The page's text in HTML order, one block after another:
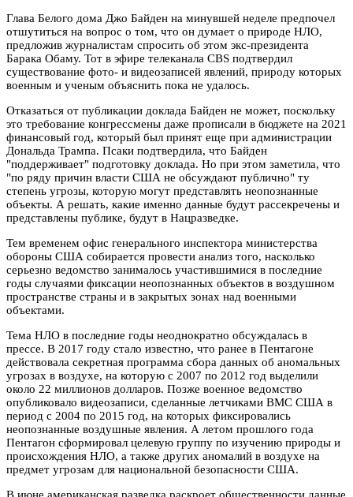
Глава Белого дома Джо Байден на минувшей неделе предпочел
отшутиться на вопрос о том, что он думает о природе НЛО,
предложив журналистам спросить об этом экс-президента
Барака Обаму. Тот в эфире телеканала CBS подтвердил
существование фото- и видеозаписей явлений, природу которых
военным и ученым объяснить пока не удалось.
Отказаться от публикации доклада Байден не может, поскольку
это требование конгрессмены даже прописали в бюджете на 2021
финансовый год, который был принят еще при администрации
Дональда Трампа. Псаки подтвердила, что Байден
"поддерживает" подготовку доклада. Но при этом заметила, что
"по ряду причин власти США не обсуждают публично" ту
степень угрозы, которую могут представлять неопознанные
объекты. А решать, какие именно данные будут рассекречены и
представлены публике, будут в Нацразведке.
Тем временем офис генерального инспектора министерства
обороны США собирается провести анализ того, насколько
серьезно ведомство занималось участившимися в последние
годы случаями фиксации неопознанных объектов в воздушном
пространстве страны и в закрытых зонах над военными
объектами.
Тема НЛО в последние годы неоднократно обсуждалась в
прессе. В 2017 году стало известно, что ранее в Пентагоне
действовала секретная программа сбора данных об аномальных
угрозах в воздухе, на которую с 2007 по 2012 год выделили
около 22 миллионов долларов. Позже военное ведомство
опубликовало видеозаписи, сделанные летчиками ВМС США в
период с 2004 по 2015 год, на которых фиксировались
неопознанные воздушные явления. А летом прошлого года
Пентагон сформировал целевую группу по изучению природы и
происхождения НЛО, а также других аномалий в воздухе на
предмет угрозам для национальной безопасности США.
В июне американская разведка раскроет общественности данные